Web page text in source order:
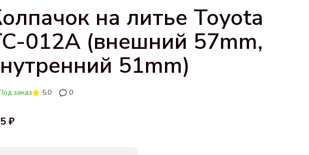
на литье Toyota
012A (внешний 57mm,
51mm)
заказ 5.0 0
₽